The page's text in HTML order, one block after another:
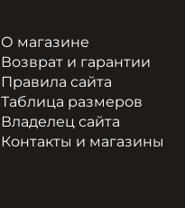
О магазине
Возврат и гарантии
Правила сайта
Таблица размеров
Владелец сайта
Контакты и магазины